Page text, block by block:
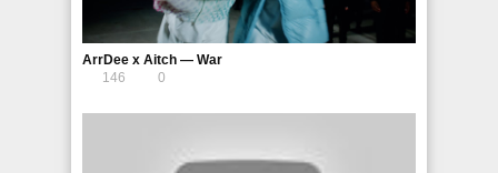
ArrDee x Aitch — War
146
0